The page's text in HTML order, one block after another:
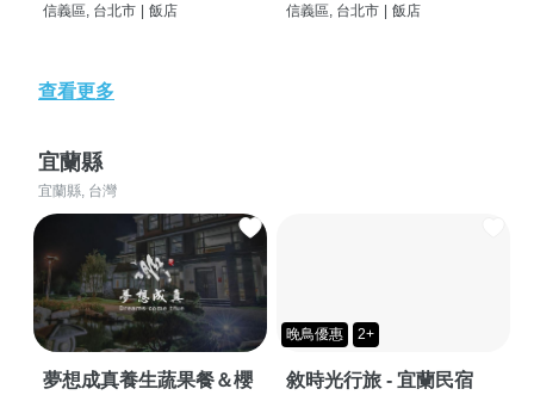
信義區, 台北市 | 飯店 信義區, 台北市 | 飯店
查看更多
宜蘭縣
宜蘭縣, 台灣
夢想成真養生蔬果餐＆櫻
晚鳥優惠 2+
敘時光行旅 - 宜蘭民宿